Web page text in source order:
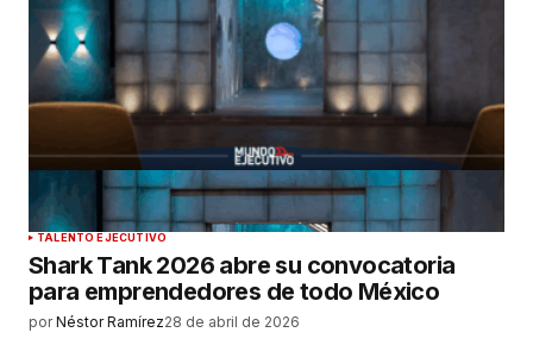
TALENTO EJECUTIVO
Shark Tank 2026 abre su convocatoria
para emprendedores de todo México
por Néstor Ramírez28 de abril de 2026